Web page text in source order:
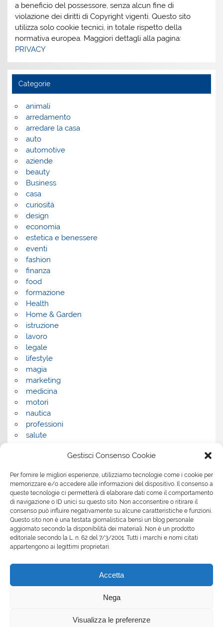
Gestisci Consenso Cookie
Per fornire le migliori esperienze, utilizziamo tecnologie come i cookie per
memorizzare e/o accedere alle informazioni del dispositivo. Il consenso a
queste tecnologie ci permetterà di elaborare dati come il comportamento
di navigazione o ID unici su questo sito. Non acconsentire o ritirare il
consenso può influire negativamente su alcune caratteristiche e funzioni.
Questo sito non è una testata giornalistica bensì un blog personale
aggiornato secondo la disponibilità dei materiali. Non è un prodotto
editoriale secondo la L. n. 62 del 7/3/2001. Tutti i marchi e nomi citati
appartengono ai legittimi proprietari.
Accetta
Nega
Visualizza le preferenze
a beneficio del possessore, senza alcun fine di
violazione dei diritti di Copyright vigenti. Questo sito
utilizza solo cookie tecnici, in totale rispetto della
normativa europea. Maggiori dettagli alla pagina:
PRIVACY
Categorie
animali
arredamento
arredare la casa
auto
automotive
aziende
beauty
Business
casa
curiosità
design
economia
estetica e benessere
eventi
fashion
finanza
food
formazione
Health
Home & Garden
istruzione
lavoro
legale
lifestyle
magia
marketing
medicina
motori
nautica
professioni
salute
servizi per le aziende
shopping
sport
Tech
tecnologia
travel
Uncategorized
web
wedding